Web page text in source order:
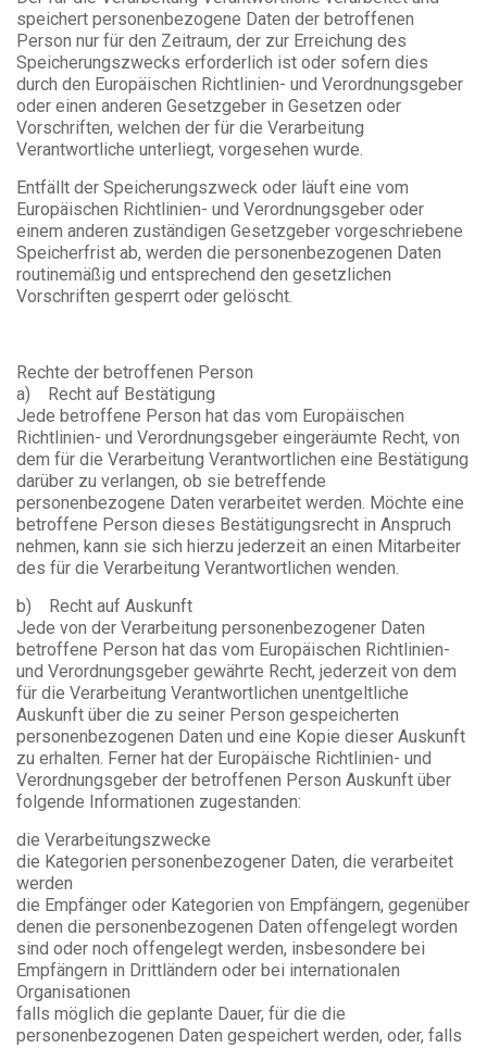
speichert personenbezogene Daten der betroffenen
Person nur für den Zeitraum, der zur Erreichung des
Speicherungszwecks erforderlich ist oder sofern dies
durch den Europäischen Richtlinien- und Verordnungsgeber
oder einen anderen Gesetzgeber in Gesetzen oder
Vorschriften, welchen der für die Verarbeitung
Verantwortliche unterliegt, vorgesehen wurde.
Entfällt der Speicherungszweck oder läuft eine vom
Europäischen Richtlinien- und Verordnungsgeber oder
einem anderen zuständigen Gesetzgeber vorgeschriebene
Speicherfrist ab, werden die personenbezogenen Daten
routinemäßig und entsprechend den gesetzlichen
Vorschriften gesperrt oder gelöscht.
Rechte der betroffenen Person
a) Recht auf Bestätigung
Jede betroffene Person hat das vom Europäischen
Richtlinien- und Verordnungsgeber eingeräumte Recht, von
dem für die Verarbeitung Verantwortlichen eine Bestätigung
darüber zu verlangen, ob sie betreffende
personenbezogene Daten verarbeitet werden. Möchte eine
betroffene Person dieses Bestätigungsrecht in Anspruch
nehmen, kann sie sich hierzu jederzeit an einen Mitarbeiter
des für die Verarbeitung Verantwortlichen wenden.
b) Recht auf Auskunft
Jede von der Verarbeitung personenbezogener Daten
betroffene Person hat das vom Europäischen Richtlinien-
und Verordnungsgeber gewährte Recht, jederzeit von dem
für die Verarbeitung Verantwortlichen unentgeltliche
Auskunft über die zu seiner Person gespeicherten
personenbezogenen Daten und eine Kopie dieser Auskunft
zu erhalten. Ferner hat der Europäische Richtlinien- und
Verordnungsgeber der betroffenen Person Auskunft über
folgende Informationen zugestanden:
die Verarbeitungszwecke
die Kategorien personenbezogener Daten, die verarbeitet
werden
die Empfänger oder Kategorien von Empfängern, gegenüber
denen die personenbezogenen Daten offengelegt worden
sind oder noch offengelegt werden, insbesondere bei
Empfängern in Drittländern oder bei internationalen
Organisationen
falls möglich die geplante Dauer, für die die
personenbezogenen Daten gespeichert werden, oder, falls